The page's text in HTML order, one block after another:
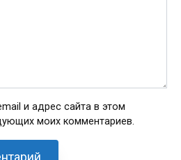
и адрес сайта в этом
моих комментариев.